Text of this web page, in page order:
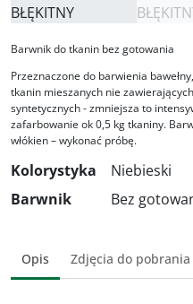
Barwnik do tkanin bez gotowania
Przeznaczone do barwienia
tkanin mieszanych nie
syntetycznych - zmniejsza to
zafarbowanie ok 0,5 kg tkaniny.
włókien – wykonać próbę.
Kolorystyka
Niebieski
Barwnik
Bez
Opis Zdjęcia do pobrania